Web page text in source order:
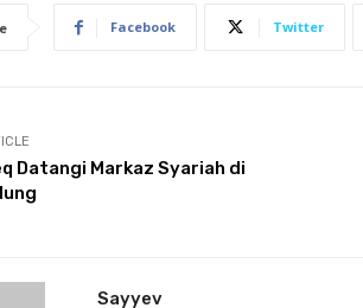
Facebook Twitter
Datangi Markaz Syariah di
Sayyev